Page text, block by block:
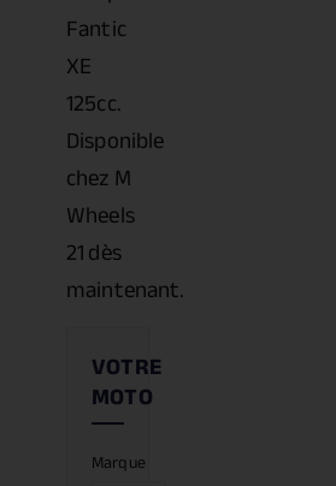
Fantic
XE
125cc.
Disponible
chez M
Wheels
21 dès
maintenant.
Marque